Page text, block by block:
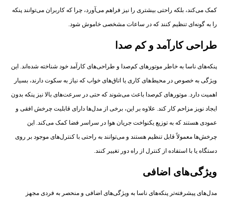
کمک می‌کند، بلکه راحتی بیشتری را نیز فراهم می‌آورد، چرا که کاربران می‌توانند پنکه
را به گونه‌ای تنظیم کنند که در ساعات مشخصی خاموش شود.
طراحی کارآمد و کم‌ صدا
پنکه‌های ناسا به خاطر موتورهای کم‌صدا و طراحی‌های کارآمد خود شناخته شده‌اند. این
ویژگی به خصوص در محیط‌های کاری یا اتاق‌های خواب که نیاز به سکوت دارند، بسیار
اهمیت دارد. موتورهای کم‌صدا باعث می‌شوند که حتی در سرعت‌های بالا نیز پنکه بدون
ایجاد نویز مزاحم کار کند. علاوه بر این، برخی از مدل‌ها دارای قابلیت چرخش افقی و
عمودی هستند که به توزیع یکنواخت جریان هوا در سراسر فضا کمک می‌کند. این
چرخش‌ها معمولاً قابل تنظیم هستند و می‌توانند به راحتی با کنترل‌های موجود بر روی
دستگاه یا با استفاده از کنترل از راه دور تغییر کنند.
ویژگی‌های اضافی
مدل‌های پیشرفته‌تر پنکه‌های ناسا به ویژگی‌های اضافی و منحصر به فردی مجهز